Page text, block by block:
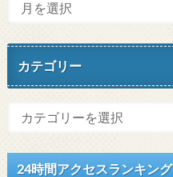
カテゴリー
24時間アクセスランキング